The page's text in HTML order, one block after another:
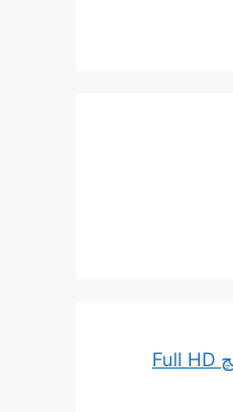
تلویزیون جی پلاس 43 اینچ Full HD